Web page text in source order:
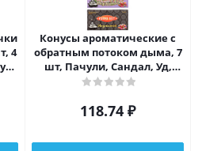
4
Конусы ароматические с
обратным потоком дыма, 7
шт, Пачули, Сандал, Уд,
Пало Санто, Супер Хит
118.74 ₽